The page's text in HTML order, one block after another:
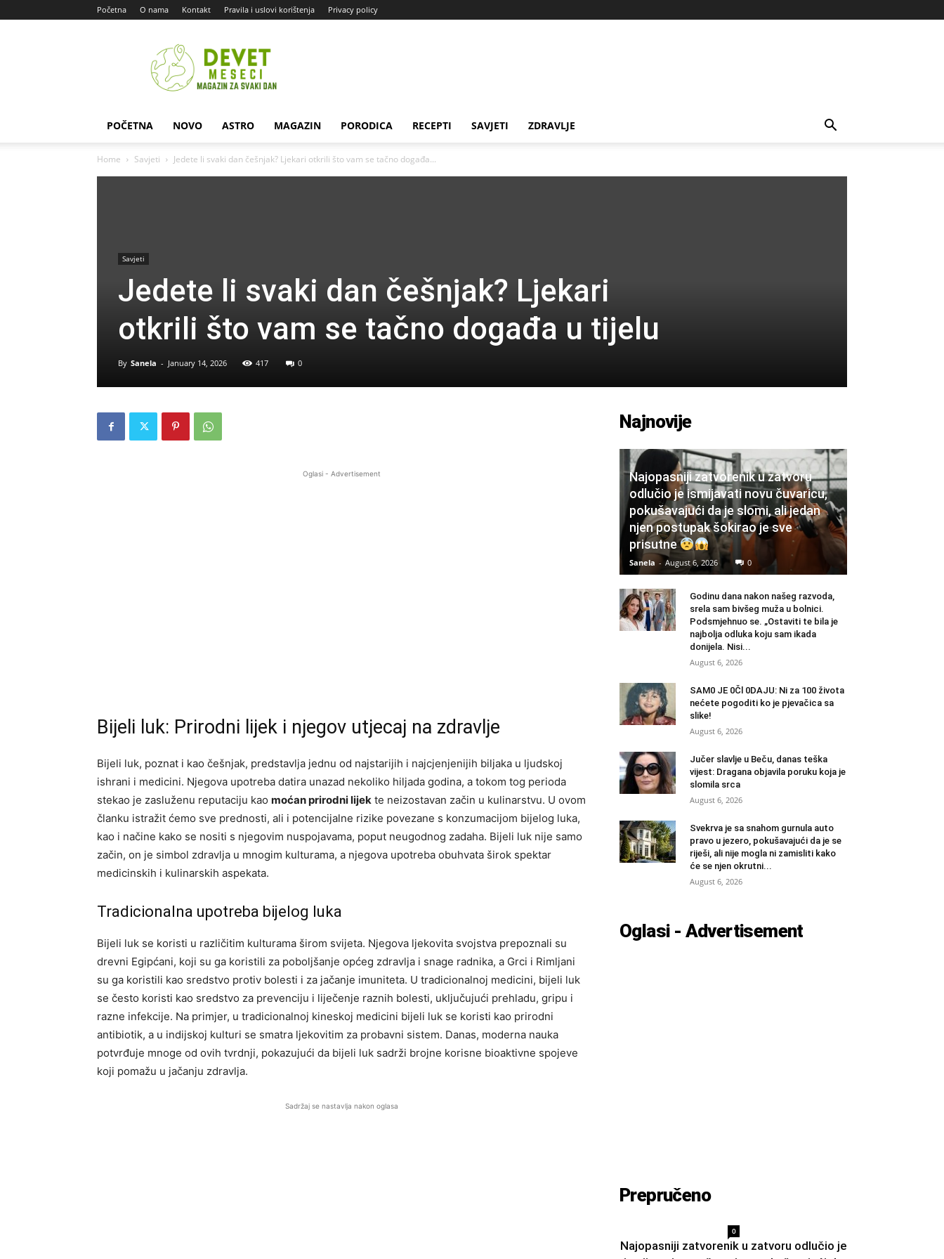
Početna O nama Kontakt Pravila i uslovi korištenja Privacy policy
Devet
Meseci
POČETNA NOVO ASTRO MAGAZIN PORODICA RECEPTI SAVJETI ZDRAVLJE
Home Savjeti Jedete li svaki dan češnjak? Ljekari otkrili što vam se tačno događa...
Savjeti
Jedete li svaki dan češnjak? Ljekari
otkrili što vam se tačno događa u tijelu
By Sanela - January 14, 2026 417 0
Oglasi - Advertisement
Bijeli luk: Prirodni lijek i njegov utjecaj na zdravlje
Bijeli luk, poznat i kao češnjak, predstavlja jednu od najstarijih i najcjenjenijih biljaka u ljudskoj
ishrani i medicini. Njegova upotreba datira unazad nekoliko hiljada godina, a tokom tog perioda
stekao je zasluženu reputaciju kao moćan prirodni lijek te neizostavan začin u kulinarstvu. U ovom
članku istražit ćemo sve prednosti, ali i potencijalne rizike povezane s konzumacijom bijelog luka,
kao i načine kako se nositi s njegovim nuspojavama, poput neugodnog zadaha. Bijeli luk nije samo
začin, on je simbol zdravlja u mnogim kulturama, a njegova upotreba obuhvata širok spektar
medicinskih i kulinarskih aspekata.
Tradicionalna upotreba bijelog luka
Bijeli luk se koristi u različitim kulturama širom svijeta. Njegova ljekovita svojstva prepoznali su
drevni Egipćani, koji su ga koristili za poboljšanje općeg zdravlja i snage radnika, a Grci i Rimljani
su ga koristili kao sredstvo protiv bolesti i za jačanje imuniteta. U tradicionalnoj medicini, bijeli luk
se često koristi kao sredstvo za prevenciju i liječenje raznih bolesti, uključujući prehladu, gripu i
razne infekcije. Na primjer, u tradicionalnoj kineskoj medicini bijeli luk se koristi kao prirodni
antibiotik, a u indijskoj kulturi se smatra ljekovitim za probavni sistem. Danas, moderna nauka
potvrđuje mnoge od ovih tvrdnji, pokazujući da bijeli luk sadrži brojne korisne bioaktivne spojeve
koji pomažu u jačanju zdravlja.
Sadržaj se nastavlja nakon oglasa
Najnovije
Najopasniji zatvorenik u zatvoru
odlučio je ismijavati novu čuvaricu,
pokušavajući da je slomi, ali jedan
njen postupak šokirao je sve
prisutne
Sanela - August 6, 2026 0
Godinu dana nakon našeg razvoda,
srela sam bivšeg muža u bolnici.
Podsmjehnuo se. „Ostaviti te bila je
najbolja odluka koju sam ikada
donijela. Nisi...
August 6, 2026
SAM0 JE 0Čl 0DAJU: Ni za 100 života
nećete pogoditi ko je pjevačica sa
slike!
August 6, 2026
Jučer slavlje u Beču, danas teška
vijest: Dragana objavila poruku koja je
slomila srca
August 6, 2026
Svekrva je sa snahom gurnula auto
pravo u jezero, pokušavajući da je se
riješi, ali nije mogla ni zamisliti kako
će se njen okrutni...
August 6, 2026
Oglasi - Advertisement
Prepručeno
0
Najopasniji zatvorenik u zatvoru odlučio je